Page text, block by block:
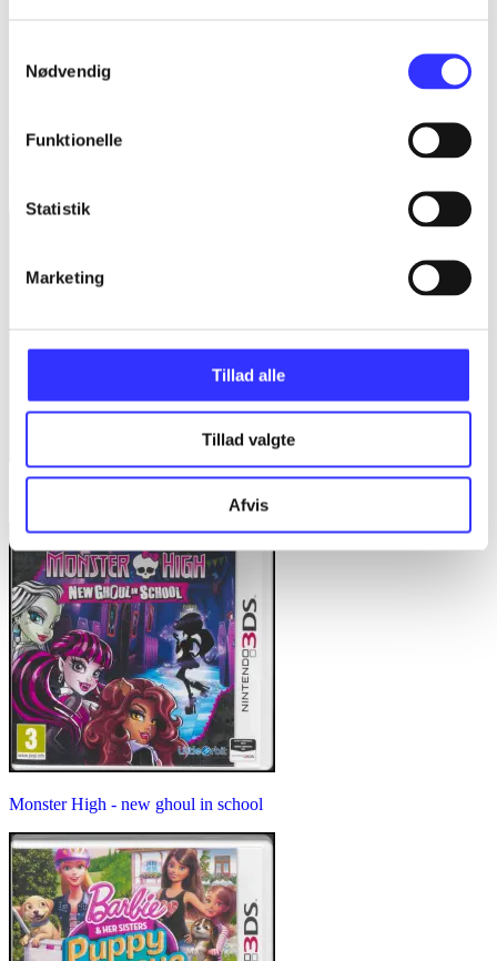
Nødvendig
Funktionelle
Statistik
Marketing
Tillad alle
Tillad valgte
Afvis
Lego Batman 3 - beyond Gotham
Monster High - new ghoul in school